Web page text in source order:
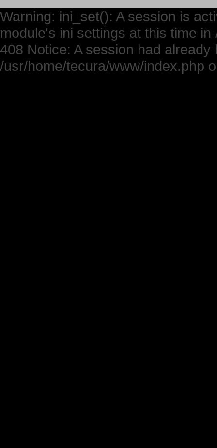
Warning: ini_set(): A session is
module's ini settings at this time
408 Notice: A session had
/usr/home/tecura/www/index.php